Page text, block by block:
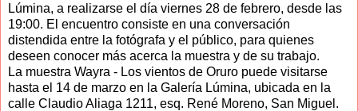
Lúmina, a realizarse el día viernes 28 de febrero, desde las
19:00. El encuentro consiste en una conversación
distendida entre la fotógrafa y el público, para quienes
deseen conocer más acerca la muestra y de su trabajo.
La muestra Wayra - Los vientos de Oruro puede visitarse
hasta el 14 de marzo en la Galería Lúmina, ubicada en la
calle Claudio Aliaga 1211, esq. René Moreno, San Miguel.